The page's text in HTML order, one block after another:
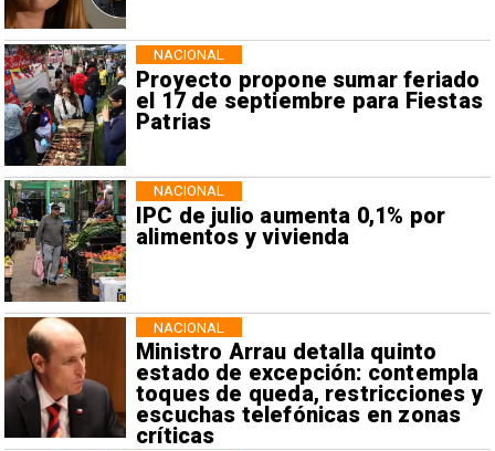
Proyecto propone sumar feriado
el 17 de septiembre para Fiestas
Patrias
NACIONAL
IPC de julio aumenta 0,1% por
alimentos y vivienda
NACIONAL
Ministro Arrau detalla quinto
estado de excepción: contempla
toques de queda, restricciones y
escuchas telefónicas en zonas
críticas
NACIONAL